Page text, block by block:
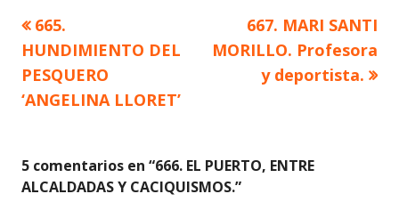
Navegación
de
entradas
Artículo
anterior
665.
HUNDIMIENTO DEL
PESQUERO
‘ANGELINA LLORET’
Artículo
siguiente
667. MARI SANTI
MORILLO. Profesora
y deportista.
5 comentarios en “666. EL PUERTO, ENTRE
ALCALDADAS Y CACIQUISMOS.”